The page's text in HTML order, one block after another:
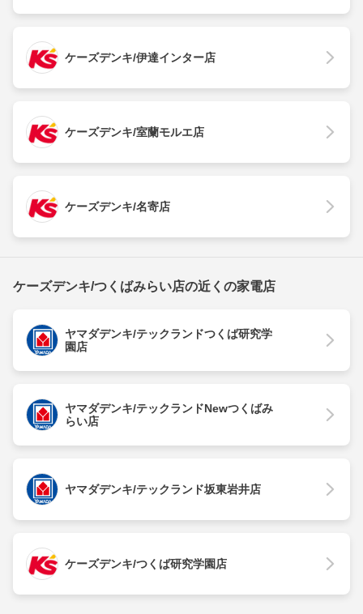
ケーズデンキ/伊達インター店
ケーズデンキ/室蘭モルエ店
ケーズデンキ/名寄店
ケーズデンキ/つくばみらい店の近くの家電店
ヤマダデンキ/テックランドつくば研究学
園店
ヤマダデンキ/テックランドNewつくばみ
らい店
ヤマダデンキ/テックランド坂東岩井店
ケーズデンキ/つくば研究学園店